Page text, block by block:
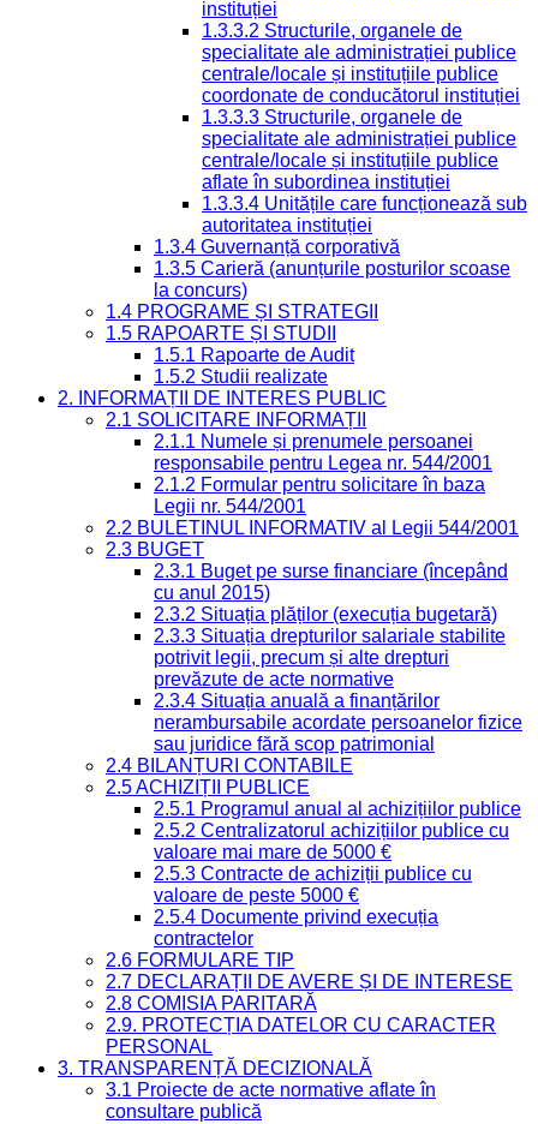
instituției
1.3.3.2 Structurile, organele de
specialitate ale administrației publice
centrale/locale și instituțiile publice
coordonate de conducătorul instituției
1.3.3.3 Structurile, organele de
specialitate ale administrației publice
centrale/locale și instituțiile publice
aflate în subordinea instituției
1.3.3.4 Unitățile care funcționează sub
autoritatea instituției
1.3.4 Guvernanță corporativă
1.3.5 Carieră (anunțurile posturilor scoase
la concurs)
1.4 PROGRAME ȘI STRATEGII
1.5 RAPOARTE ȘI STUDII
1.5.1 Rapoarte de Audit
1.5.2 Studii realizate
2. INFORMAȚII DE INTERES PUBLIC
2.1 SOLICITARE INFORMAȚII
2.1.1 Numele și prenumele persoanei
responsabile pentru Legea nr. 544/2001
2.1.2 Formular pentru solicitare în baza
Legii nr. 544/2001
2.2 BULETINUL INFORMATIV al Legii 544/2001
2.3 BUGET
2.3.1 Buget pe surse financiare (începând
cu anul 2015)
2.3.2 Situația plăților (execuția bugetară)
2.3.3 Situația drepturilor salariale stabilite
potrivit legii, precum și alte drepturi
prevăzute de acte normative
2.3.4 Situația anuală a finanțărilor
nerambursabile acordate persoanelor fizice
sau juridice fără scop patrimonial
2.4 BILANȚURI CONTABILE
2.5 ACHIZIȚII PUBLICE
2.5.1 Programul anual al achizițiilor publice
2.5.2 Centralizatorul achizițiilor publice cu
valoare mai mare de 5000 €
2.5.3 Contracte de achiziții publice cu
valoare de peste 5000 €
2.5.4 Documente privind execuția
contractelor
2.6 FORMULARE TIP
2.7 DECLARAȚII DE AVERE ȘI DE INTERESE
2.8 COMISIA PARITARĂ
2.9. PROTECȚIA DATELOR CU CARACTER
PERSONAL
3. TRANSPARENȚĂ DECIZIONALĂ
3.1 Proiecte de acte normative aflate în
consultare publică